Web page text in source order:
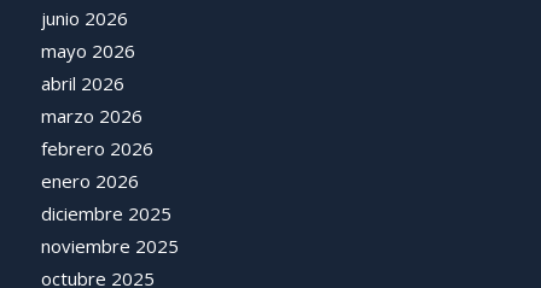
junio 2026
mayo 2026
abril 2026
marzo 2026
febrero 2026
enero 2026
diciembre 2025
noviembre 2025
octubre 2025